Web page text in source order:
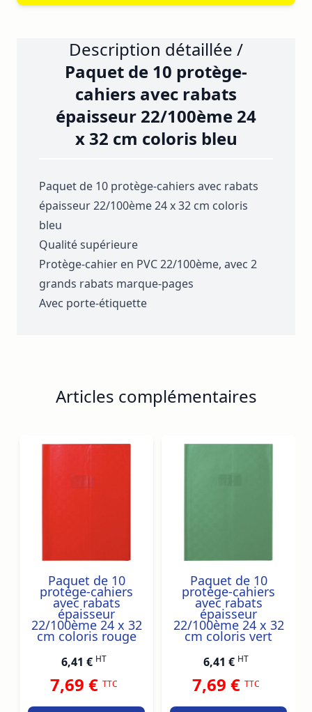
Description détaillée /
Paquet de 10 protège-
cahiers avec rabats
épaisseur 22/100ème 24
x 32 cm coloris bleu
Paquet de 10 protège-cahiers avec rabats
épaisseur 22/100ème 24 x 32 cm coloris
bleu
Qualité supérieure
Protège-cahier en PVC 22/100ème, avec 2
grands rabats marque-pages
Avec porte-étiquette
Articles complémentaires
Navigating through the elements of the carousel is
Press to skip carousel
Press to go to carousel navigation
Paquet de 10
protège-cahiers
avec rabats
épaisseur
22/100ème 24 x 32
cm coloris rouge
6,41 € HT
7,69 € TTC
Paquet de 10
protège-cahiers
avec rabats
épaisseur
22/100ème 24 x 32
cm coloris vert
6,41 € HT
7,69 € TTC